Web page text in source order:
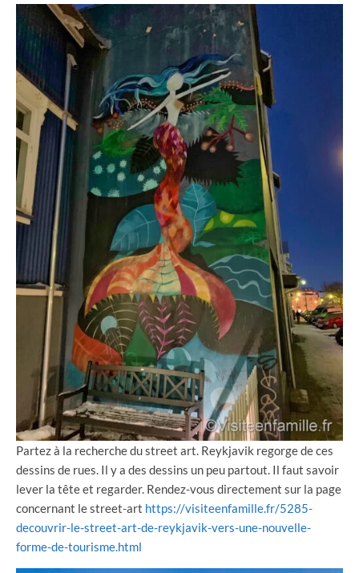
Partez à la recherche du street art. Reykjavik regorge de ces
dessins de rues. Il y a des dessins un peu partout. Il faut savoir
lever la tête et regarder. Rendez-vous directement sur la page
concernant le street-art https://visiteenfamille.fr/5285-
decouvrir-le-street-art-de-reykjavik-vers-une-nouvelle-
forme-de-tourisme.html